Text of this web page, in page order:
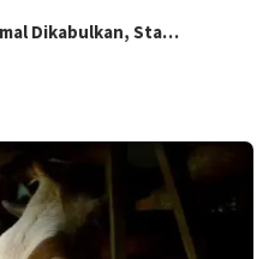
Dikabulkan, Sta…